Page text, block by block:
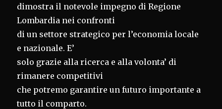
dimostra il notevole impegno di Regione
Lombardia nei confronti
di un settore strategico per l’economia locale
e nazionale. E’
solo grazie alla ricerca e alla volonta’ di
rimanere competitivi
che potremo garantire un futuro importante a
tutto il comparto.